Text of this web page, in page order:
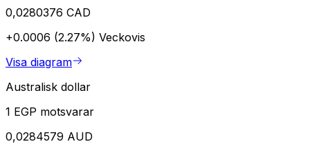
0,0280376 CAD
+0.0006 (2.27%) Veckovis
Visa diagram
Australisk dollar
1 EGP motsvarar
0,0284579 AUD